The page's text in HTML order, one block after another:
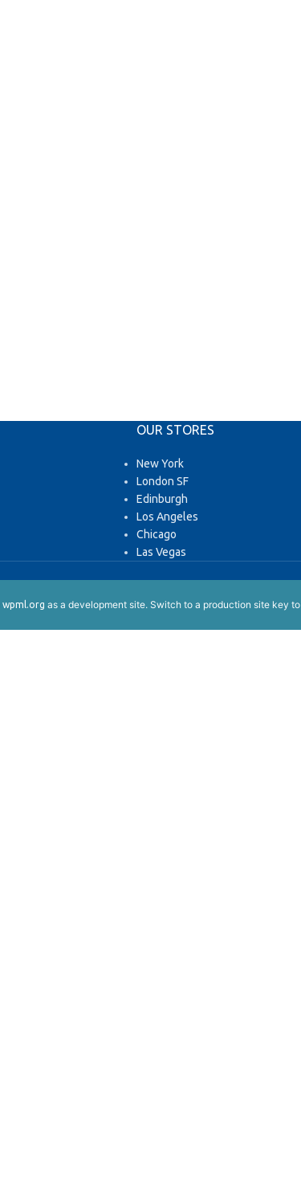
OUR STORES
New York
London SF
Edinburgh
Los Angeles
Chicago
Las Vegas
wpml.org as a development site. Switch to a production site key to